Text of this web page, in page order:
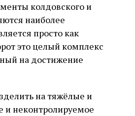
колдовского и
наиболее
просто как
это целый комплекс
на достижение
на тяжёлые и
неконтролируемое